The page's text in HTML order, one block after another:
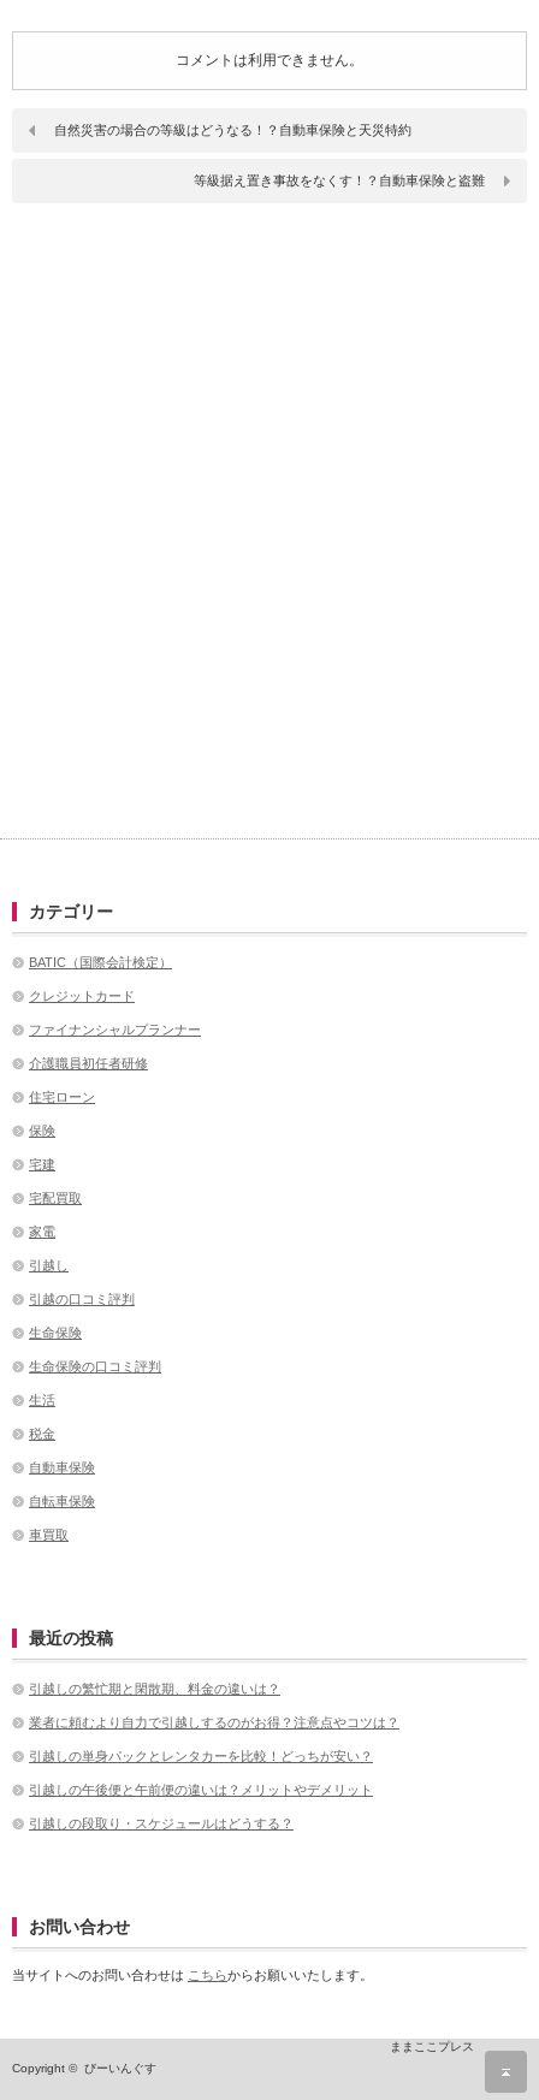
コメントは利用できません。
自然災害の場合の等級はどうなる！？自動車保険と天災特約
等級据え置き事故をなくす！？自動車保険と盗難
カテゴリー
BATIC（国際会計検定）
クレジットカード
ファイナンシャルプランナー
介護職員初任者研修
住宅ローン
保険
宅建
宅配買取
家電
引越し
引越の口コミ評判
生命保険
生命保険の口コミ評判
生活
税金
自動車保険
自転車保険
車買取
最近の投稿
引越しの繁忙期と閑散期、料金の違いは？
業者に頼むより自力で引越しするのがお得？注意点やコツは？
引越しの単身パックとレンタカーを比較！どっちが安い？
引越しの午後便と午前便の違いは？メリットやデメリット
引越しの段取り・スケジュールはどうする？
お問い合わせ
当サイトへのお問い合わせは こちらからお願いいたします。
ままここプレス
Copyright © びーいんぐす